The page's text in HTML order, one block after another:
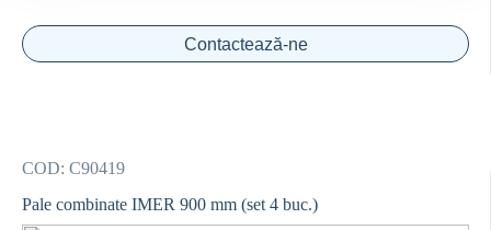
Contactează-ne
COD: C90419
Pale combinate IMER 900 mm (set 4 buc.)